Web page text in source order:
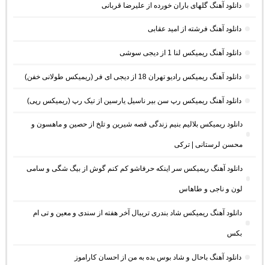
دانلود آهنگ گلهای باران خورده از علیرضا قربانی
دانلود آهنگ فرشته از امید عقابی
دانلود آهنگ ریمیکس لنا 1 از دیجی سوشی
دانلود آهنگ ریمیکس رادیو تهران 18 از دیجی ای فر (ریمیکس طولانی خفن)
دانلود آهنگ ریمیکس رپ سن بیر ناسیل یارسین از تیک رپ (ریمیکس رپی)
دانلود ریمیکس بلالیم بنیم زندگی قصه شیرین و تلخ از حصین و ماهسون و
محسن لرستانی | ترکی
دانلود آهنگ ریمیکس سر اینکه حرفاشو کم کنم گوش از بیگ شگی و سامی
لون و ناجی و طاهاس
دانلود آهنگ ریمیکس شاد بندری تریبال آخر هفته از سندی و معین و تی ام
بکس
دانلود آهنگ باحال و شاد بوس بده به من از احسان کاراموز